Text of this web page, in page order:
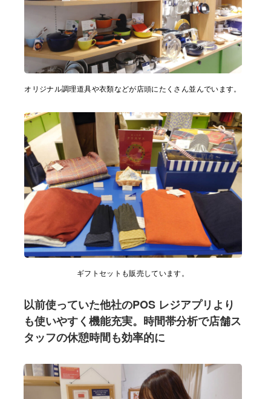
オリジナル調理道具や⾐類などが店頭にたくさん並んでいます。
ギフトセットも販売しています。
以前使っていた他社のPOS レジアプリより
も使いやすく機能充実。時間帯分析で店舗ス
タッフの休憩時間も効率的に